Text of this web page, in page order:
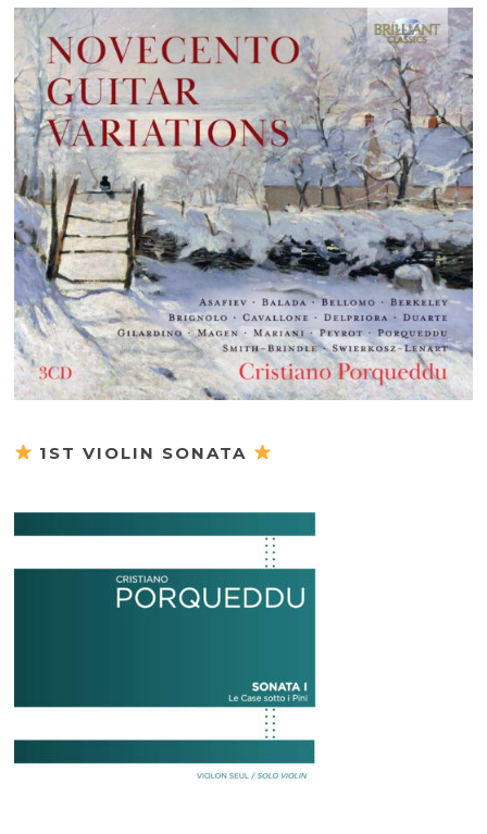
1ST VIOLIN SONATA